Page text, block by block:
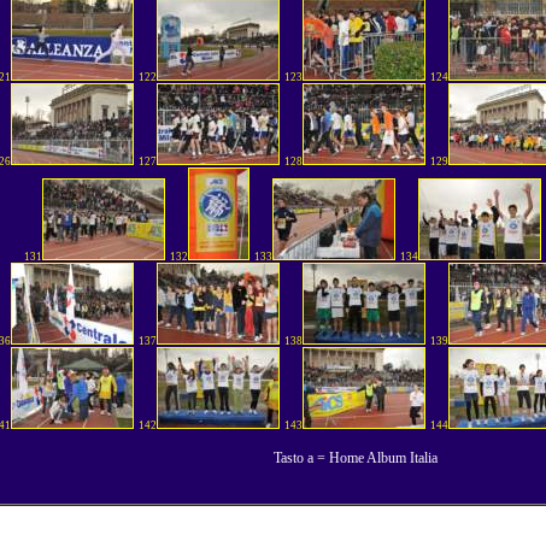
122 123 124
127 128 129
131 132 133 134
137 138 139
142 143 144
Tasto a = Home Album Italia